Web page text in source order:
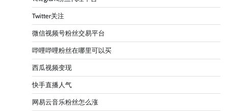
Twitter关注
微信视频号粉丝交易平台
哔哩哔哩粉丝在哪里可以买
西瓜视频变现
快手直播人气
网易云音乐粉丝怎么涨